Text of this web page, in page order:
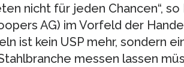
nicht für jeden Chancen“, so
AG) im Vorfeld der
ist kein USP mehr, sondern
messen lassen